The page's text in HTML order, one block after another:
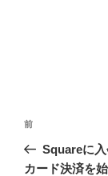
投
ナ
前
の
投
前
Squareに
カード決済を